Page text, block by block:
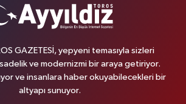
GAZETESİ, yepyeni temasıyla sizleri
ve modernizmi bir araya getiriyor.
ve insanlara haber okuyabilecekleri bir
altyapı sunuyor.